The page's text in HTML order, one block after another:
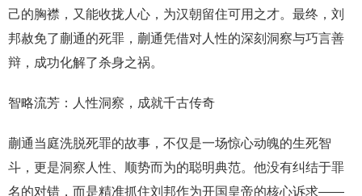
己的胸襟，又能收拢人心，为汉朝留住可用之才。最终，刘
邦赦免了蒯通的死罪，蒯通凭借对人性的深刻洞察与巧言善
辩，成功化解了杀身之祸。
智略流芳：人性洞察，成就千古传奇
蒯通当庭洗脱死罪的故事，不仅是一场惊心动魄的生死智
斗，更是洞察人性、顺势而为的聪明典范。他没有纠结于罪
名的对错，而是精准抓住刘邦作为开国皇帝的核心诉求——